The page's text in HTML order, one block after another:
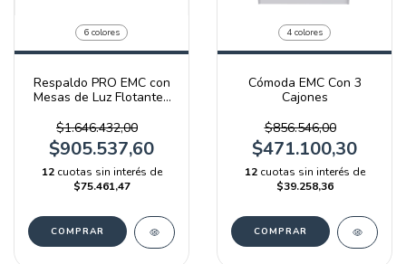
6 colores
Respaldo PRO EMC con
Mesas de Luz Flotantes
$1.646.432,00
$905.537,60
12 cuotas sin interés de
$75.461,47
COMPRAR
4 colores
Cómoda EMC Con 3
Cajones
$856.546,00
$471.100,30
12 cuotas sin interés de
$39.258,36
COMPRAR